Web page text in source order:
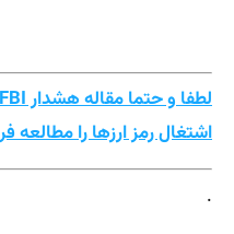
اشتغال رمز ارزها را مطالعه
.